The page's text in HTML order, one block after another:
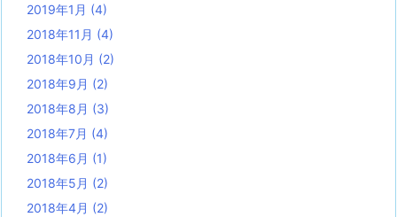
2019年1月 (4)
2018年11月 (4)
2018年10月 (2)
2018年9月 (2)
2018年8月 (3)
2018年7月 (4)
2018年6月 (1)
2018年5月 (2)
2018年4月 (2)